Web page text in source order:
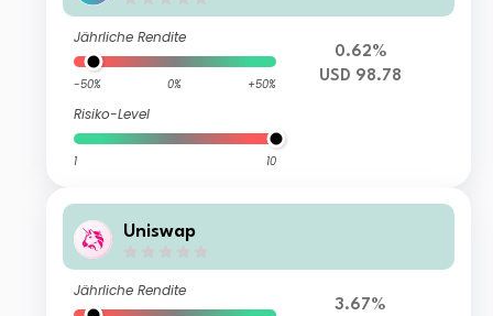
Jährliche Rendite
-50% 0% +50%
Risiko-Level
1 10
0.62%
USD 98.78
Uniswap
Jährliche Rendite
3.67%